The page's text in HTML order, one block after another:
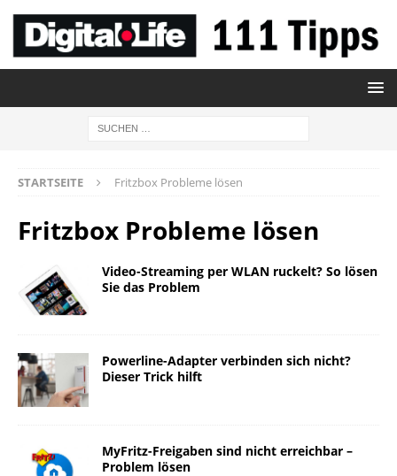
STARTSEITE Fritzbox Probleme lösen
Fritzbox Probleme lösen
Video-Streaming per WLAN ruckelt? So lösen
Sie das Problem
Powerline-Adapter verbinden sich nicht?
Dieser Trick hilft
MyFritz-Freigaben sind nicht erreichbar –
Problem lösen